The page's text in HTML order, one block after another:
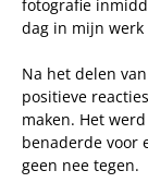
fotografie
dag in mijn werk
Na het delen
positieve
maken. Het
benaderde voor
geen nee tegen.